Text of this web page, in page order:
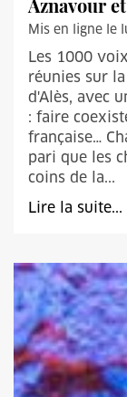
Mis en ligne le
Les 1000
réunies sur
d'Alès, avec
: faire
française…
pari que les
coins de la...
Lire la suite...